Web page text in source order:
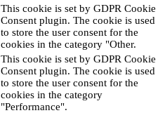
This cookie is set by GDPR Cookie
Consent plugin. The cookie is used
to store the user consent for the
cookies in the category "Other.
This cookie is set by GDPR Cookie
Consent plugin. The cookie is used
to store the user consent for the
cookies in the category
"Performance".